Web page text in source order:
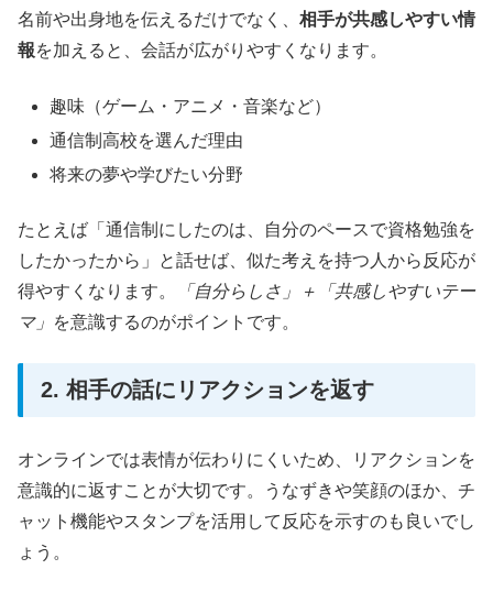
名前や出身地を伝えるだけでなく、 相手が共感しやすい情
報を加えると、会話が広がりやすくなります。
趣味（ゲーム・アニメ・音楽など）
通信制高校を選んだ理由
将来の夢や学びたい分野
たとえば「通信制にしたのは、自分のペースで資格勉強を
したかったから」と話せば、似た考えを持つ人から反応が
得やすくなります。
「自分らしさ」＋「共感しやすいテー
マ」 を意識するのがポイントです。
2. 相手の話にリアクションを返す
オンラインでは表情が伝わりにくいため、リアクションを
意識的に返すことが大切です。うなずきや笑顔のほか、チ
ャット機能やスタンプを活用して反応を示すのも良いでし
ょう。